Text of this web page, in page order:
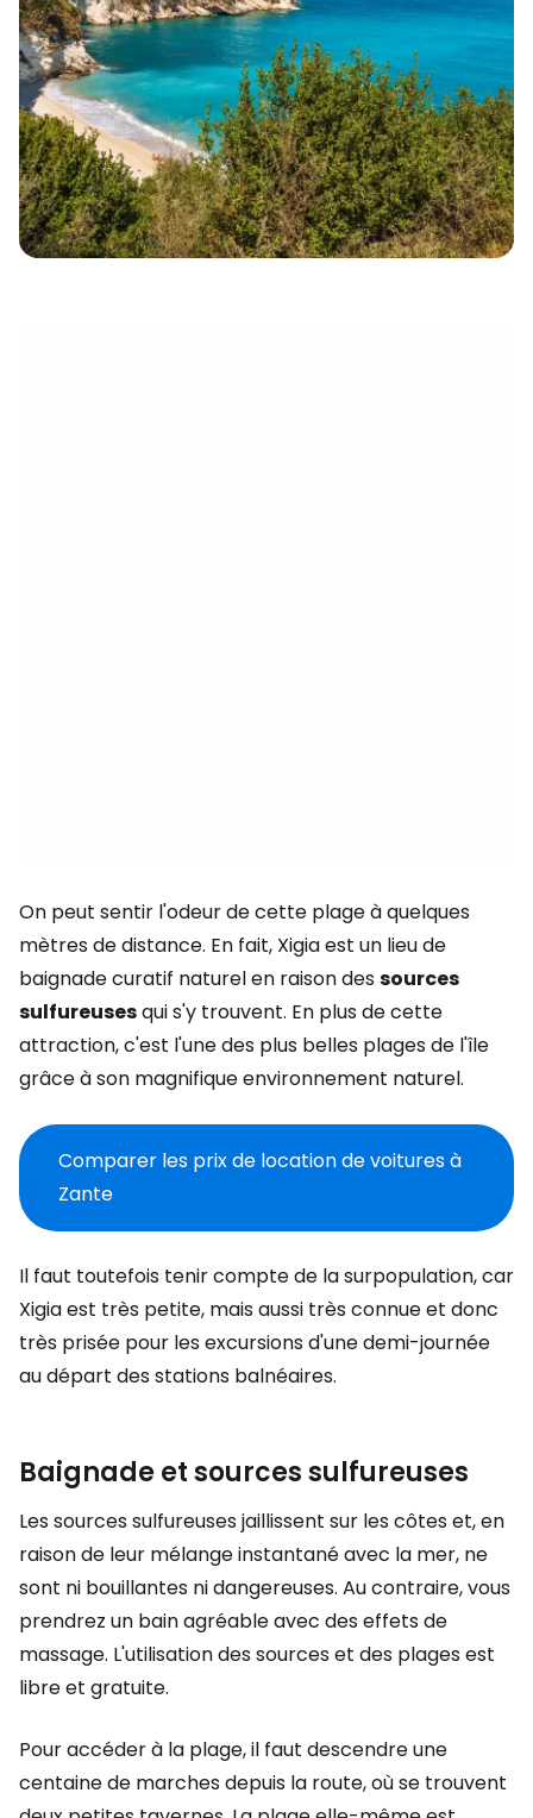
On peut sentir l'odeur de cette plage à quelques
mètres de distance. En fait, Xigia est un lieu de
baignade curatif naturel en raison dessources
sulfureusesqui s'y trouvent. En plus de cette
attraction, c'est l'une des plus belles plages de l'île
grâce à son magnifique environnement naturel.
Comparer les prix de location de voitures à
Zante
Il faut toutefois tenir compte de la surpopulation, car
Xigia est très petite, mais aussi très connue et donc
très prisée pour les excursions d'une demi-journée
au départ des stations balnéaires.
Baignade et sources sulfureuses
Les sources sulfureuses jaillissent sur les côtes et, en
raison de leur mélange instantané avec la mer, ne
sont ni bouillantes ni dangereuses. Au contraire, vous
prendrez un bain agréable avec des effets de
massage. L'utilisation des sources et des plages est
libre et gratuite.
Pour accéder à la plage, il faut descendre une
centaine de marches depuis la route, où se trouvent
électronique